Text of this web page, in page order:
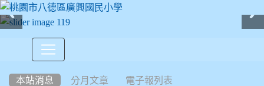
本站消息 分月文章 電子報列表